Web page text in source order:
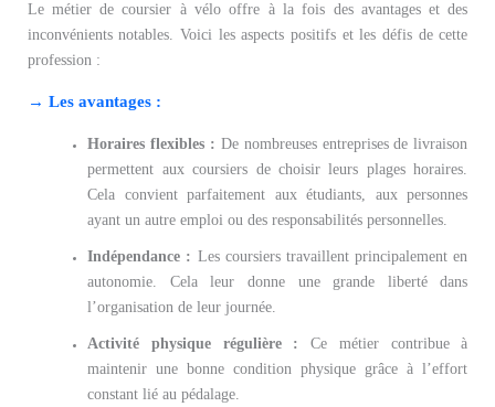
Le métier de coursier à vélo offre à la fois des avantages et des
inconvénients notables. Voici les aspects positifs et les défis de cette
profession :
→ Les avantages :
Horaires flexibles : De nombreuses entreprises de livraison
permettent aux coursiers de choisir leurs plages horaires.
Cela convient parfaitement aux étudiants, aux personnes
ayant un autre emploi ou des responsabilités personnelles.
Indépendance : Les coursiers travaillent principalement en
autonomie. Cela leur donne une grande liberté dans
l’organisation de leur journée.
Activité physique régulière : Ce métier contribue à
maintenir une bonne condition physique grâce à l’effort
constant lié au pédalage.